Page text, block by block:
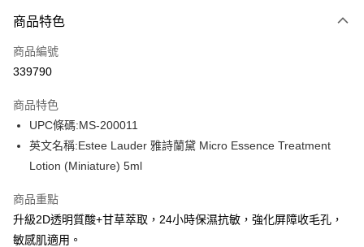
信用卡
Apple Pay
WeChat Pay
送貨方式
付款後門市自取，訂單確認後2-4個工作天到店，7天內取。逾期後
商品特色
商品編號
339790
商品特色
UPC條碼:MS-200011
英文名稱:Estee Lauder 雅詩蘭黛 Micro Essence Treatment
Lotion (Miniature) 5ml
商品重點
升級2D透明質酸+甘草萃取，24小時保濕抗敏，強化屏障收毛孔，
敏感肌適用。